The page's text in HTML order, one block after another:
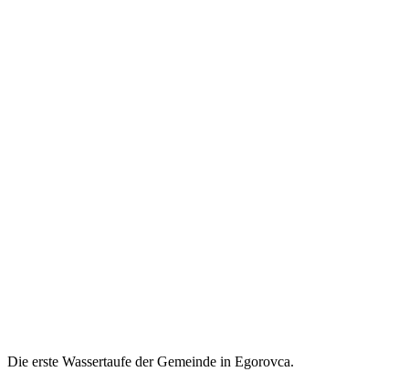
Die erste Wassertaufe der Gemeinde in Egorovca.